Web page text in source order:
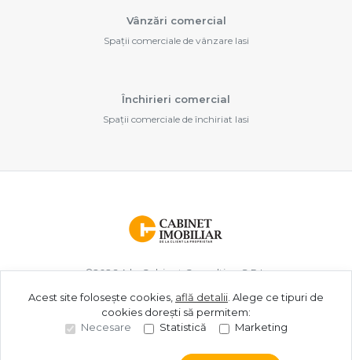
Vânzări comercial
Spații comerciale de vânzare Iasi
Închirieri comercial
Spații comerciale de închiriat Iasi
©2026A.b. Cabinet Consulting S.R.L.
Site creat în
Acest site folosește cookies, află detalii Alege ce tipuri de
cookies dorești să permitem:
Necesare
Statistică Marketing